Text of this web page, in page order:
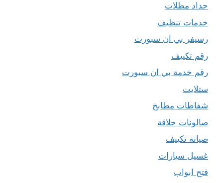
حداد مظلات
خدمات تنظيف
رسيفر بي ان سبورت
رقم تكييف
رقم خدمة بي ان سبورت
ستلايت
شفاطات مطابخ
صالونات حلاقة
صيانة تكييف
غسيل سيارات
فتح ابواب